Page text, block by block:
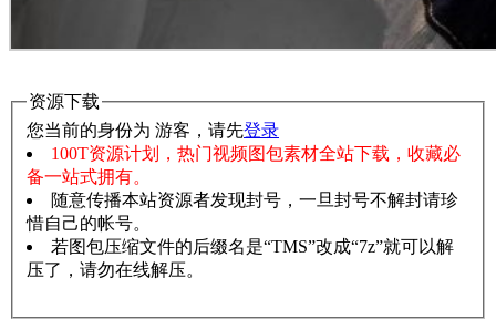
资源下载
您当前的身份为 游客，请先登录
100T资源计划，热门视频图包素材全站下载，收藏必
备一站式拥有。
随意传播本站资源者发现封号，一旦封号不解封请珍
惜自己的帐号。
若图包压缩文件的后缀名是“TMS”改成“7z”就可以解
压了，请勿在线解压。